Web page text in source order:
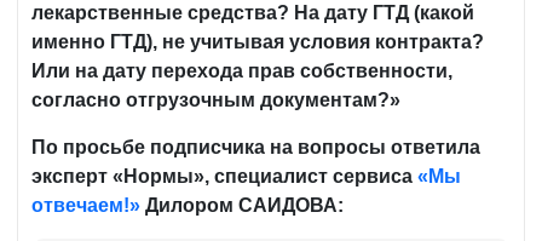
лекарственные средства? На дату ГТД (какой
именно ГТД), не учитывая условия контракта?
Или на дату перехода прав собственности,
согласно отгрузочным документам?»
По просьбе подписчика на вопросы ответила
эксперт «Нормы», специалист сервиса «Мы
отвечаем!» Дилором САИДОВА: